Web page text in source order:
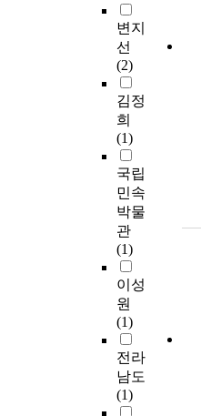
변지
선
(2)
김정
희
(1)
국립
민속
박물
관
(1)
이성
원
(1)
전라
남도
(1)